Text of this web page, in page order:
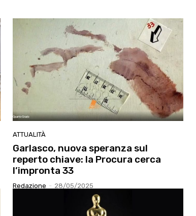
ATTUALITÀ
Garlasco, nuova speranza sul
reperto chiave: la Procura cerca
l’impronta 33
Redazione - 28/05/2025